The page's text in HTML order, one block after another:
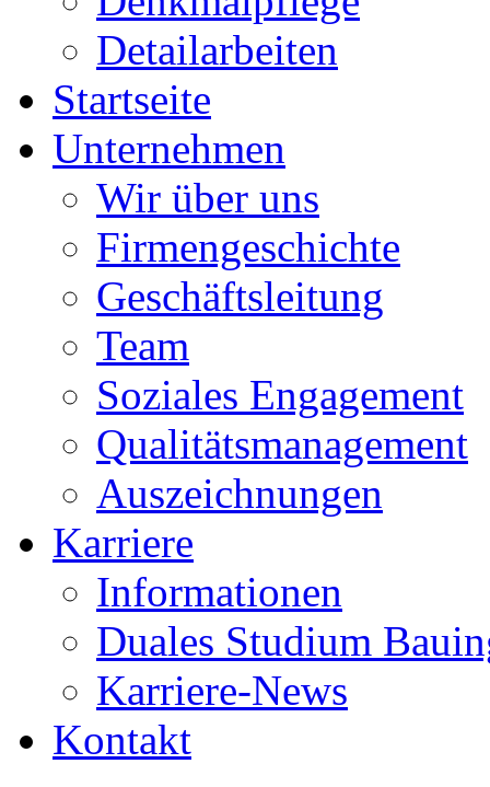
Detailarbeiten
Startseite
Unternehmen
Wir über uns
Firmengeschichte
Geschäftsleitung
Team
Soziales Engagement
Qualitätsmanagement
Auszeichnungen
Karriere
Informationen
Duales Studium
Karriere-News
Kontakt